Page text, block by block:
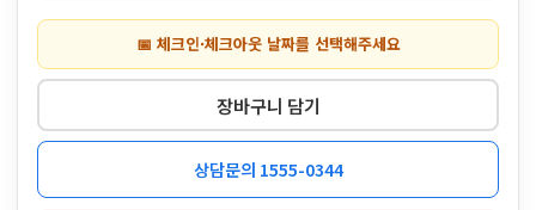
📅 체크인·체크아웃 날짜를 선택해주세요
장바구니 담기
상담문의 1555-0344